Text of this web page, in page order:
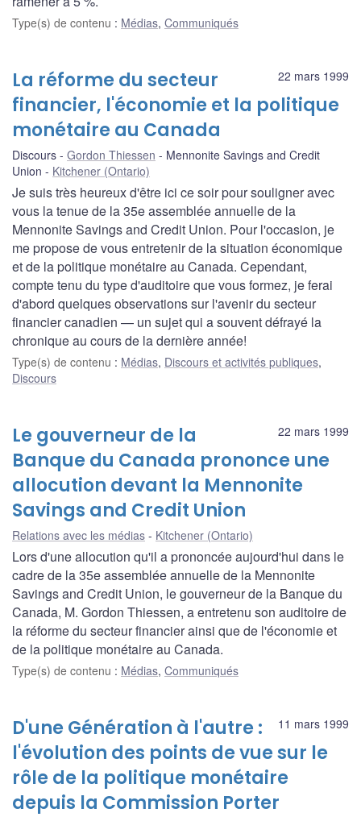
Type(s) de contenu : Médias, Communiqués
22 mars 1999
La réforme du secteur
financier, l'économie et la politique
monétaire au Canada
Discours Gordon Thiessen
Mennonite Savings and Credit
Union
Kitchener (Ontario)
Je suis très heureux d'être ici ce soir pour souligner avec
vous la tenue de la 35e assemblée annuelle de la
Mennonite Savings and Credit Union. Pour l'occasion, je
me propose de vous entretenir de la situation économique
et de la politique monétaire au Canada. Cependant,
compte tenu du type d'auditoire que vous formez, je ferai
d'abord quelques observations sur l'avenir du secteur
financier canadien — un sujet qui a souvent défrayé la
chronique au cours de la dernière année!
Type(s) de contenu : Médias, Discours et activités publiques,
Discours
22 mars 1999
Le gouverneur de la
Banque du Canada prononce une
allocution devant la Mennonite
Savings and Credit Union
Relations avec les médias Kitchener (Ontario)
Lors d'une allocution qu'il a prononcée aujourd'hui dans le
cadre de la 35e assemblée annuelle de la Mennonite
Savings and Credit Union, le gouverneur de la Banque du
Canada, M. Gordon Thiessen, a entretenu son auditoire de
la réforme du secteur financier ainsi que de l'économie et
de la politique monétaire au Canada.
Type(s) de contenu : Médias, Communiqués
11 mars 1999
D'une Génération à l'autre :
l'évolution des points de vue sur le
rôle de la politique monétaire
depuis la Commission Porter